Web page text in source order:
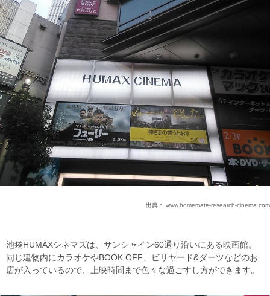
出典： www.homemate-research-cinema.com
池袋HUMAXシネマズは、サンシャイン60通り沿いにある映画館。
同じ建物内にカラオケやBOOK OFF、ビリヤード&ダーツなどのお
店が入っているので、上映時間まで色々な過ごすし方ができます。